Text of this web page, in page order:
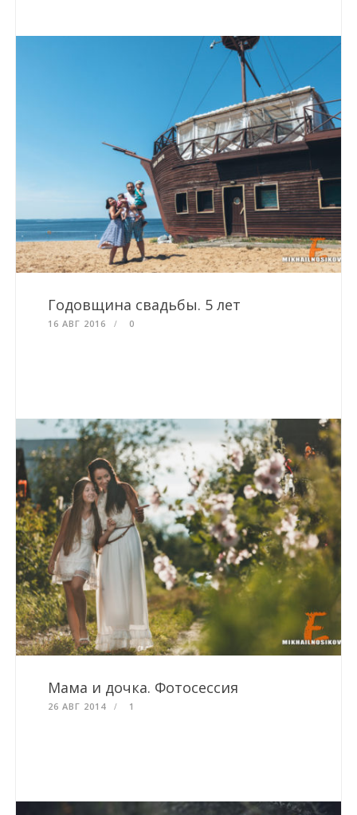
Годовщина свадьбы. 5 лет
16 АВГ 2016 0
Мама и дочка. Фотосессия
26 АВГ 2014 1